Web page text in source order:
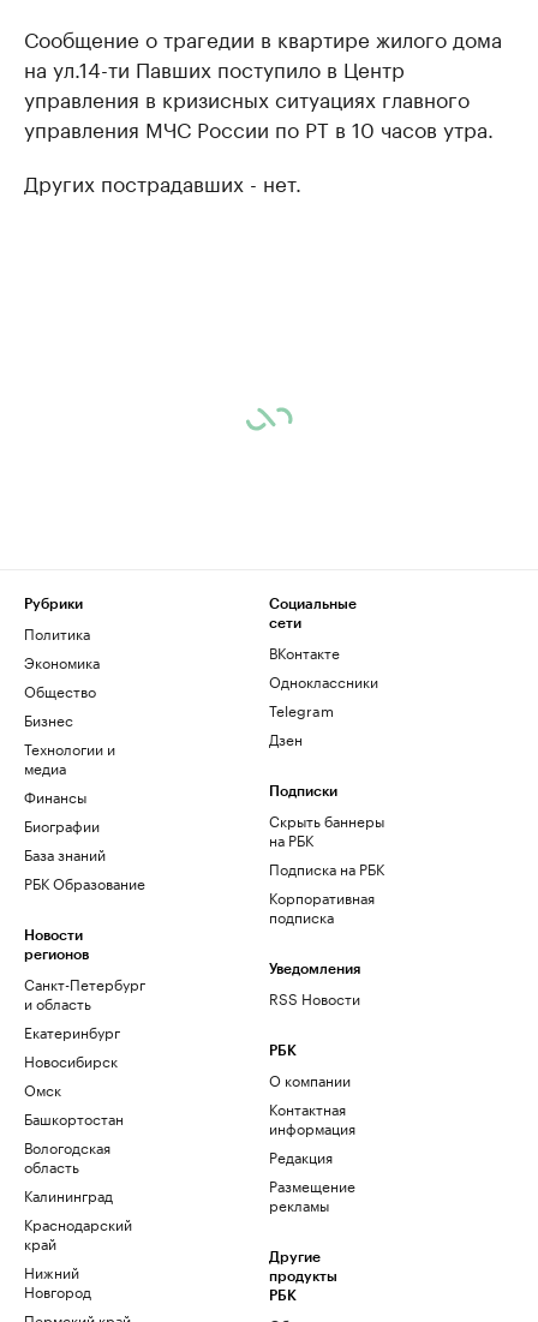
Сообщение о трагедии в квартире жилого дома
на ул.14-ти Павших поступило в Центр
управления в кризисных ситуациях главного
управления МЧС России по РТ в 10 часов утра.
Других пострадавших - нет.
Рубрики
Политика
Экономика
Общество
Бизнес
Технологии и
медиа
Финансы
Биографии
База знаний
РБК Образование
Новости
регионов
Санкт-Петербург
и область
Екатеринбург
Новосибирск
Омск
Башкортостан
Вологодская
область
Калининград
Краснодарский
край
Нижний
Новгород
Социальные
сети
ВКонтакте
Одноклассники
Telegram
Дзен
Подписки
Скрыть баннеры
на РБК
Подписка на РБК
Корпоративная
подписка
Уведомления
RSS Новости
РБК
О компании
Контактная
информация
Редакция
Размещение
рекламы
Другие
продукты
РБК